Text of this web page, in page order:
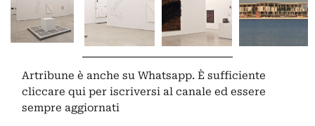
Artribune è anche su Whatsapp. È sufficiente
cliccare qui per iscriversi al canale ed essere
sempre aggiornati